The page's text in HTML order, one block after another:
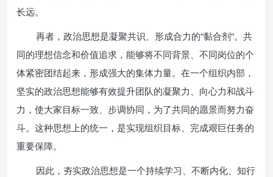
长远。
再者，政治思想是凝聚共识、形成合力的“黏合剂”。共
同的理想信念和价值追求，能够将不同背景、不同岗位的个
体紧密团结起来，形成强大的集体力量。在一个组织内部，
坚实的政治思想能够有效提升团队的凝聚力、向心力和战斗
力，使大家目标一致、步调协同，为了共同的愿景而努力奋
斗。这种思想上的统一，是实现组织目标、完成艰巨任务的
重要保障。
因此，夯实政治思想是一个持续学习、不断内化、知行